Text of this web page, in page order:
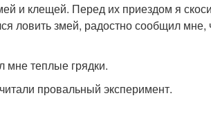
и клещей. Перед их приездом я
ловить змей, радостно сообщил мне,
мне теплые грядки.
провальный эксперимент.